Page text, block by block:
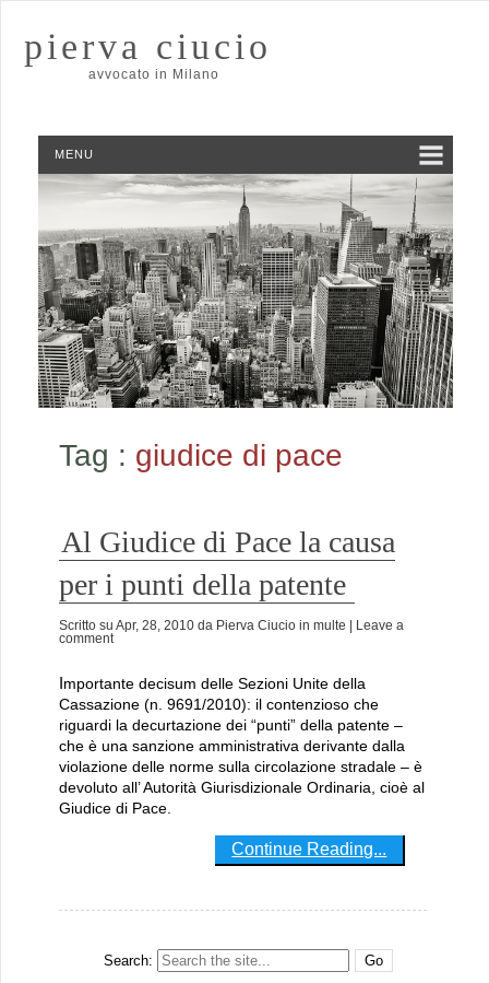
pierva ciucio
avvocato in Milano
MENU
Tag : giudice di pace
Al Giudice di Pace la causa
per i punti della patente
Scritto su Apr, 28, 2010 da Pierva Ciucio in multe
| Leave a
comment
Importante decisum delle Sezioni Unite della
Cassazione (n. 9691/2010): il contenzioso che
riguardi la decurtazione dei “punti” della patente –
che è una sanzione amministrativa derivante dalla
violazione delle norme sulla circolazione stradale – è
devoluto all’ Autorità Giurisdizionale Ordinaria, cioè al
Giudice di Pace.
Continue Reading...
Search: